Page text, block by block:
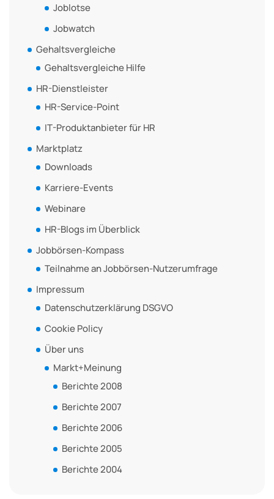
Joblotse
Jobwatch
Gehaltsvergleiche
Gehaltsvergleiche Hilfe
HR-Dienstleister
HR-Service-Point
IT-Produktanbieter für HR
Marktplatz
Downloads
Karriere-Events
Webinare
HR-Blogs im Überblick
Jobbörsen-Kompass
Teilnahme an Jobbörsen-Nutzerumfrage
Impressum
Datenschutzerklärung DSGVO
Cookie Policy
Über uns
Markt+Meinung
Berichte 2008
Berichte 2007
Berichte 2006
Berichte 2005
Berichte 2004